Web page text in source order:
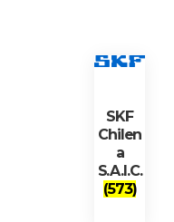
SKF
Chilen
a
S.A.I.C.
(573)